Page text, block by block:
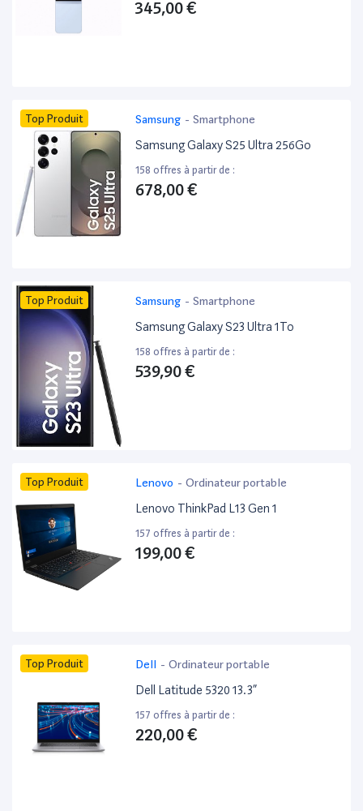
345,00 €
Top Produit Samsung - Smartphone
Samsung Galaxy S25 Ultra 256Go
158 offres à partir de :
678,00 €
Top Produit Samsung - Smartphone
Samsung Galaxy S23 Ultra 1To
158 offres à partir de :
539,90 €
Top Produit Lenovo - Ordinateur portable
Lenovo ThinkPad L13 Gen 1
157 offres à partir de :
199,00 €
Top Produit Dell - Ordinateur portable
Dell Latitude 5320 13.3”
157 offres à partir de :
220,00 €